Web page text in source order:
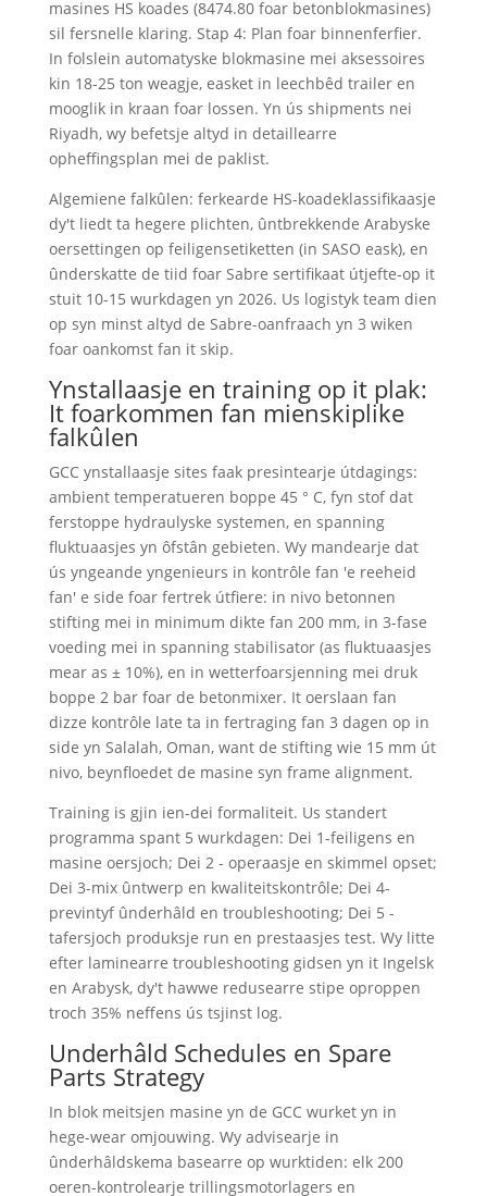
masines HS koades (8474.80 foar betonblokmasines)
sil fersnelle klaring. Stap 4: Plan foar binnenferfier.
In folslein automatyske blokmasine mei aksessoires
kin 18-25 ton weagje, easket in leechbêd trailer en
mooglik in kraan foar lossen. Yn ús shipments nei
Riyadh, wy befetsje altyd in detaillearre
opheffingsplan mei de paklist.
Algemiene falkûlen: ferkearde HS-koadeklassifikaasje
dy't liedt ta hegere plichten, ûntbrekkende Arabyske
oersettingen op feiligensetiketten (in SASO eask), en
ûnderskatte de tiid foar Sabre sertifikaat útjefte-op it
stuit 10-15 wurkdagen yn 2026. Us logistyk team dien
op syn minst altyd de Sabre-oanfraach yn 3 wiken
foar oankomst fan it skip.
Ynstallaasje en training op it plak:
It foarkommen fan mienskiplike
falkûlen
GCC ynstallaasje sites faak presintearje útdagings:
ambient temperatueren boppe 45 ° C, fyn stof dat
ferstoppe hydraulyske systemen, en spanning
fluktuaasjes yn ôfstân gebieten. Wy mandearje dat
ús yngeande yngenieurs in kontrôle fan 'e reeheid
fan' e side foar fertrek útfiere: in nivo betonnen
stifting mei in minimum dikte fan 200 mm, in 3-fase
voeding mei in spanning stabilisator (as fluktuaasjes
mear as ± 10%), en in wetterfoarsjenning mei druk
boppe 2 bar foar de betonmixer. It oerslaan fan
dizze kontrôle late ta in fertraging fan 3 dagen op in
side yn Salalah, Oman, want de stifting wie 15 mm út
nivo, beynfloedet de masine syn frame alignment.
Training is gjin ien-dei formaliteit. Us standert
programma spant 5 wurkdagen: Dei 1-feiligens en
masine oersjoch; Dei 2 - operaasje en skimmel opset;
Dei 3-mix ûntwerp en kwaliteitskontrôle; Dei 4-
previntyf ûnderhâld en troubleshooting; Dei 5 -
tafersjoch produksje run en prestaasjes test. Wy litte
efter laminearre troubleshooting gidsen yn it Ingelsk
en Arabysk, dy't hawwe redusearre stipe oproppen
troch 35% neffens ús tsjinst log.
Underhâld Schedules en Spare
Parts Strategy
In blok meitsjen masine yn de GCC wurket yn in
hege-wear omjouwing. Wy advisearje in
ûnderhâldskema basearre op wurktiden: elk 200
oeren-kontrolearje trillingsmotorlagers en